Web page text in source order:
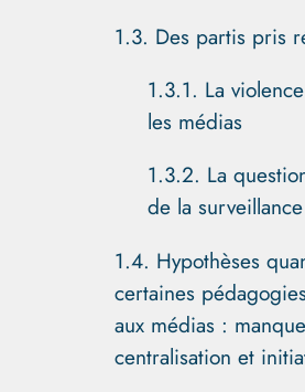
1.3. Des partis pris
1.3.1. La
les médias
1.3.2. La
de la surveillance
1.4. Hypothèses
certaines
aux médias :
centralisation et